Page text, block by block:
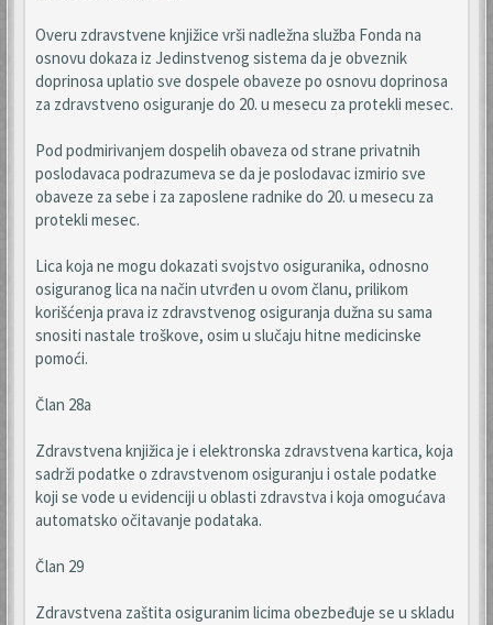
Overu zdravstvene knjižice vrši nadležna služba Fonda na
osnovu dokaza iz Jedinstvenog sistema da je obveznik
doprinosa uplatio sve dospele obaveze po osnovu doprinosa
za zdravstveno osiguranje do 20. u mesecu za protekli mesec.
Pod podmirivanjem dospelih obaveza od strane privatnih
poslodavaca podrazumeva se da je poslodavac izmirio sve
obaveze za sebe i za zaposlene radnike do 20. u mesecu za
protekli mesec.
Lica koja ne mogu dokazati svojstvo osiguranika, odnosno
osiguranog lica na način utvrđen u ovom članu, prilikom
korišćenja prava iz zdravstvenog osiguranja dužna su sama
snositi nastale troškove, osim u slučaju hitne medicinske
pomoći.
Član 28a
Zdravstvena knjižica je i elektronska zdravstvena kartica, koja
sadrži podatke o zdravstvenom osiguranju i ostale podatke
koji se vode u evidenciji u oblasti zdravstva i koja omogućava
automatsko očitavanje podataka.
Član 29
Zdravstvena zaštita osiguranim licima obezbeđuje se u skladu